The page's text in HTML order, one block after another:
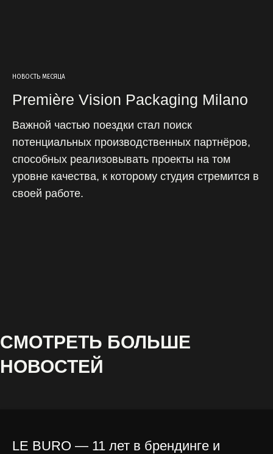
НОВОСТЬ МЕСЯЦА
Première Vision Packaging Milano
Важной частью поездки стал поиск
потенциальных производственных партнёров,
способных реализовывать проекты на том
уровне качества, к которому студия стремится в
своей работе.
СМОТРЕТЬ БОЛЬШЕ
НОВОСТЕЙ
LE BURO — 11 лет в брендинге и